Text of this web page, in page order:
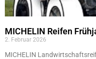
MICHELIN Reifen
2. Februar 2026
MICHELIN